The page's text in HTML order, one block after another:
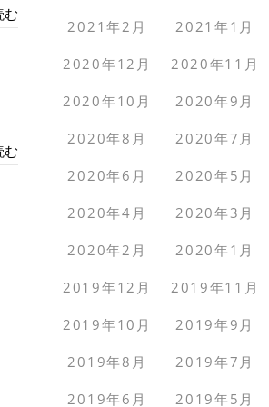
む
む
2021年2月 2021年1月
2020年12月 2020年11月
2020年10月 2020年9月
2020年8月 2020年7月
2020年6月 2020年5月
2020年4月 2020年3月
2020年2月 2020年1月
2019年12月 2019年11月
2019年10月 2019年9月
2019年8月 2019年7月
2019年6月 2019年5月